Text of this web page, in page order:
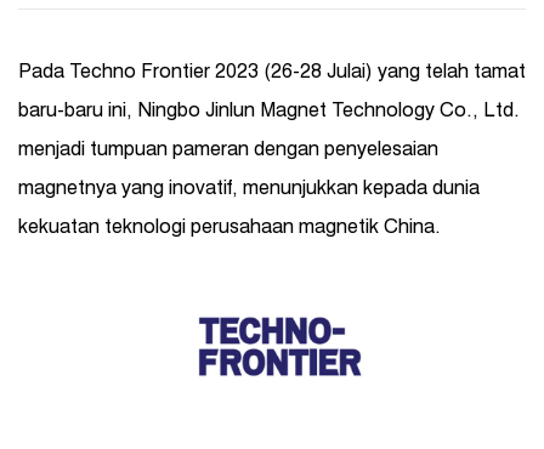
Pada Techno Frontier 2023 (26-28 Julai) yang telah tamat
baru-baru ini, Ningbo Jinlun Magnet Technology Co., Ltd.
menjadi tumpuan pameran dengan penyelesaian
magnetnya yang inovatif, menunjukkan kepada dunia
kekuatan teknologi perusahaan magnetik China.